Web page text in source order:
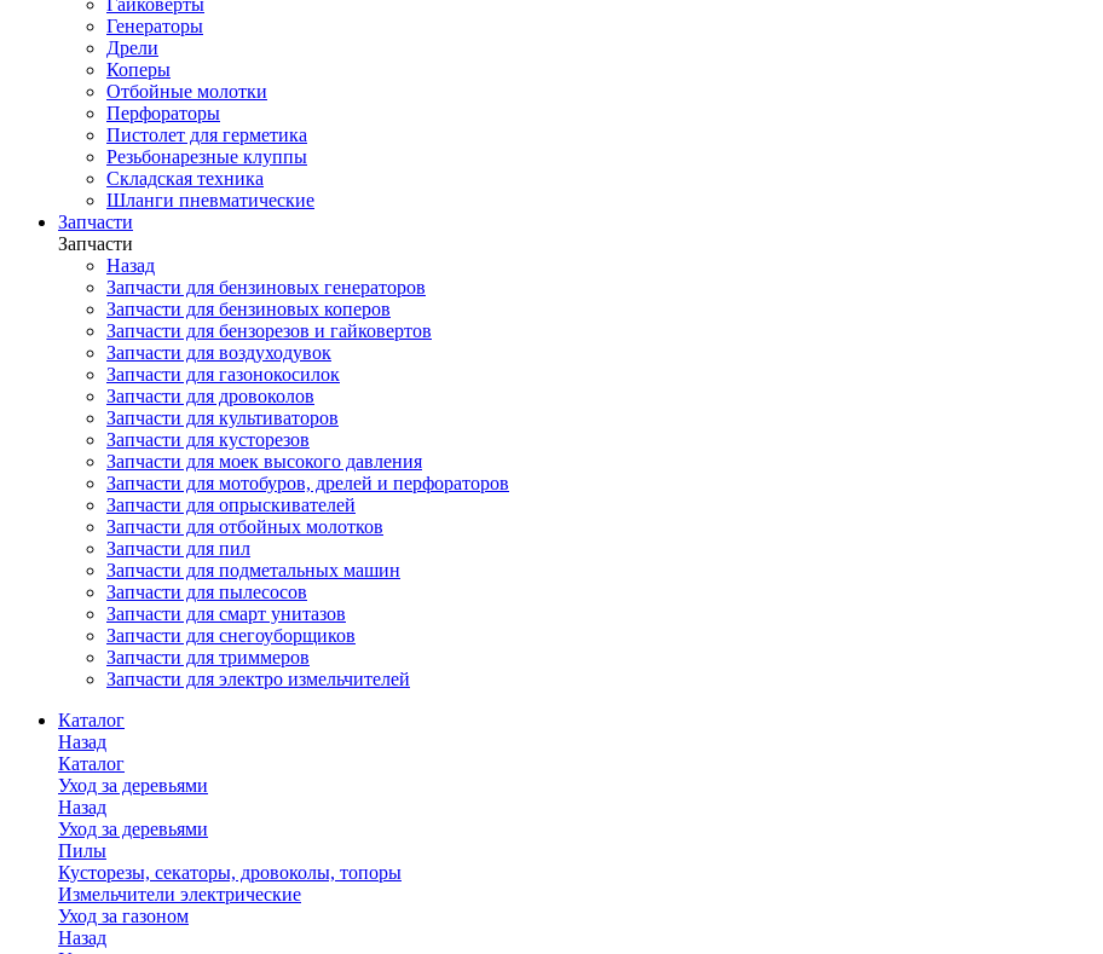
Гайковерты
Генераторы
Дрели
Коперы
Отбойные молотки
Перфораторы
Пистолет для герметика
Резьбонарезные клуппы
Складская техника
Шланги пневматические
Запчасти
Запчасти
Назад
Запчасти для бензиновых генераторов
Запчасти для бензиновых коперов
Запчасти для бензорезов и гайковертов
Запчасти для воздуходувок
Запчасти для газонокосилок
Запчасти для дровоколов
Запчасти для культиваторов
Запчасти для кусторезов
Запчасти для моек высокого давления
Запчасти для мотобуров, дрелей и перфораторов
Запчасти для опрыскивателей
Запчасти для отбойных молотков
Запчасти для пил
Запчасти для подметальных машин
Запчасти для пылесосов
Запчасти для смарт унитазов
Запчасти для снегоуборщиков
Запчасти для триммеров
Запчасти для электро измельчителей
Каталог
Назад
Каталог
Уход за деревьями
Назад
Уход за деревьями
Пилы
Кусторезы, секаторы, дровоколы, топоры
Измельчители электрические
Уход за газоном
Назад